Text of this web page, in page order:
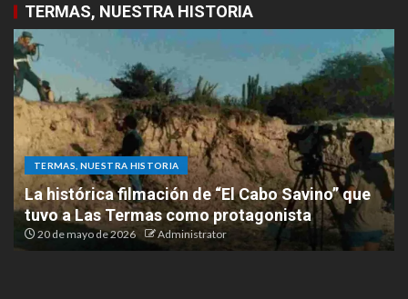
TERMAS, NUESTRA HISTORIA
TERMAS, NUESTRA HISTORIA
La histórica filmación de “El Cabo Savino” que
tuvo a Las Termas como protagonista
20 de mayo de 2026 Administrator